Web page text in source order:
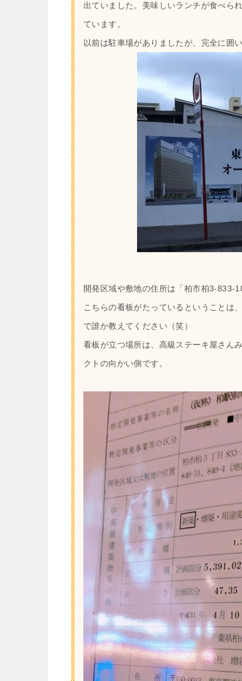
出ていました。美味しいランチが食べら
ています。
以前は駐車場がありましたが、完全に囲
開発区域や敷地の住所は「 柏市柏3-833-
こちらの看板がたっているということは
で誰か教えてください（笑）
看板が立つ場所は、高級ステーキ屋さん
クトの向かい側です。